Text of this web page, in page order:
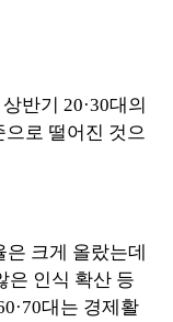
반기 20·30대의
으로 떨어진 것으
은 크게 올랐는데
은 인식 확산 등
대는 경제활